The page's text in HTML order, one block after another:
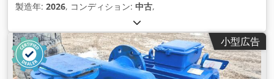
製造年: 2026, コンディション: 中古,
小型広告